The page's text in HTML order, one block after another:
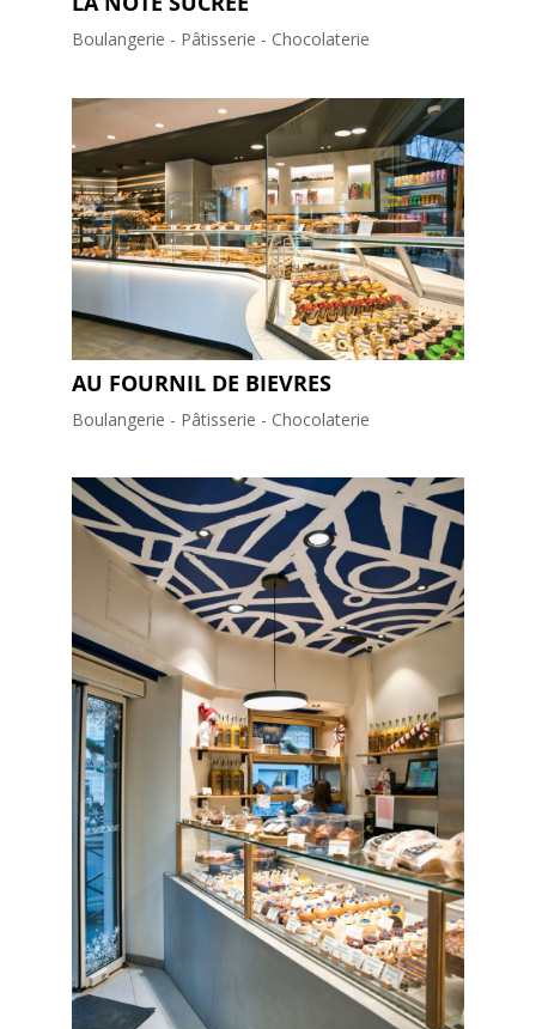
Boulangerie - Pâtisserie - Chocolaterie
AU FOURNIL DE BIEVRES
Boulangerie - Pâtisserie - Chocolaterie